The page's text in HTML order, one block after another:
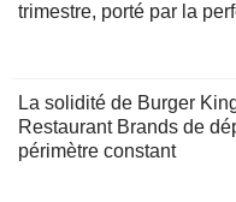
trimestre, porté par la
La solidité de Burger
Restaurant Brands de
périmètre constant